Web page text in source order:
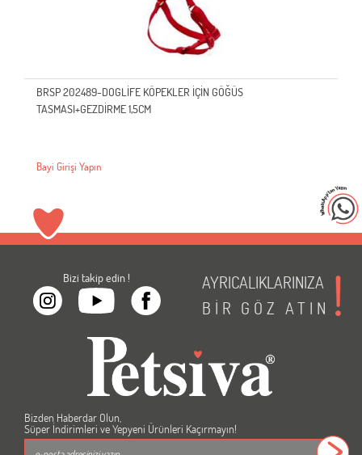
BRSP 202489-DOGLİFE KÖPEKLER İÇİN GÖĞÜS
TASMASI+GEZDİRME 1,5CM
Bayi Girişi Yapın
Bizi takip edin !
AYRICALIKLARINIZA
BİR GÖZ ATIN
Bizden Haberdar Olun,
Süper İndirimleri ve Yepyeni Ürünleri Kaçırmayın!